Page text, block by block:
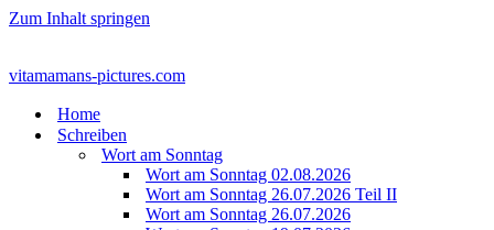
Zum Inhalt springen
vitamamans-pictures.com
Home
Schreiben
Wort am Sonntag
Wort am Sonntag 02.08.2026
Wort am Sonntag 26.07.2026 Teil II
Wort am Sonntag 26.07.2026